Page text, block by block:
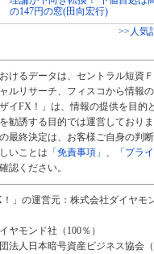
の147円の窓(田向宏行)
>>人気
けるデータは、セントラル短資
ルリサーチ、フィスコから情報
イFX！」は、情報の提供を目的
勧誘する目的では運営しており
最終決定は、お客様ご自身の判
いことは 「免責事項」
「プラ
認ください。
」の運営元：株式会社ダイヤモ
ヤモンド社（100％）
法人日本暗号資産ビジネス協会（